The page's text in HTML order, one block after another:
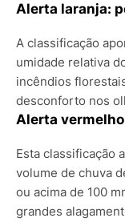
Alerta laranja:
A classificação
umidade relativa
incêndios
desconforto nos
Alerta
Esta classificação
volume de chuva
ou acima de 100
grandes